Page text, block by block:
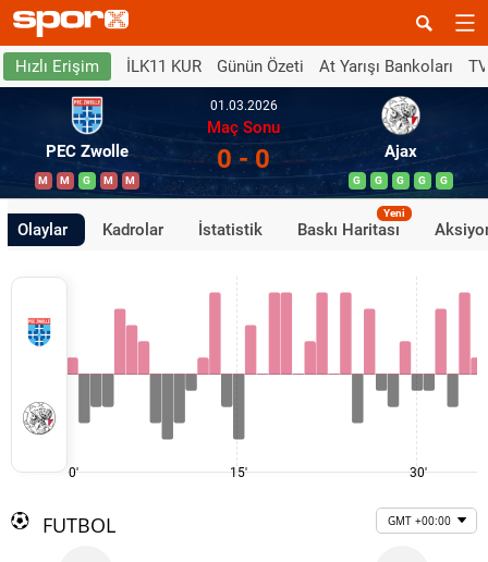
Hızlı Erişim İLK11 KUR Günün Özeti At Yarışı Bankoları
PEC Zwolle
M M G M M
01.03.2026
Maç Sonu
0 - 0 Ajax
G G G G G
Olaylar Kadrolar İstatistik Baskı Haritası
Yeni
0' 15' 30'
FUTBOL GMT +00:00